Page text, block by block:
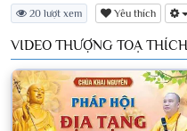
20 lượt xem Yêu thích
VIDEO THƯỢNG TOẠ